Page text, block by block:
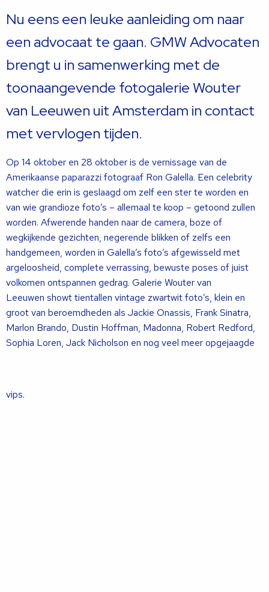
Nu eens een leuke aanleiding om naar
een advocaat te gaan. GMW Advocaten
brengt u in samenwerking met de
toonaangevende fotogalerie Wouter
van Leeuwen uit Amsterdam in contact
met vervlogen tijden.
Op 14 oktober en 28 oktober is de vernissage van de
Amerikaanse paparazzi fotograaf Ron Galella. Een celebrity
watcher die erin is geslaagd om zelf een ster te worden en
van wie grandioze foto’s – allemaal te koop – getoond zullen
worden. Afwerende handen naar de camera, boze of
wegkijkende gezichten, negerende blikken of zelfs een
handgemeen, worden in Galella’s foto’s afgewisseld met
argeloosheid, complete verrassing, bewuste poses of juist
volkomen ontspannen gedrag. Galerie Wouter van
Leeuwen showt tientallen vintage zwartwit foto’s, klein en
groot van beroemdheden als Jackie Onassis, Frank Sinatra,
Marlon Brando, Dustin Hoffman, Madonna, Robert Redford,
Sophia Loren, Jack Nicholson en nog veel meer opgejaagde
vips.